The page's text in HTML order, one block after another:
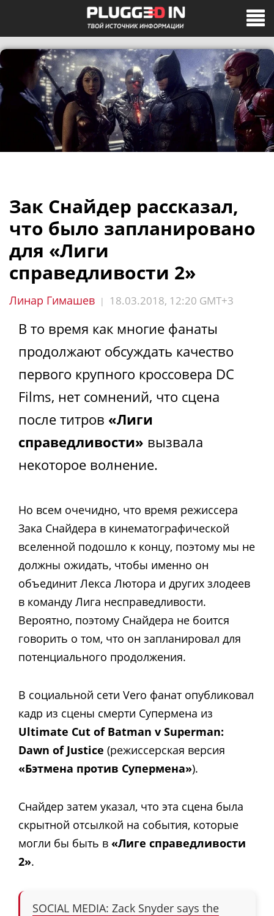
Зак Снайдер рассказал,
что было запланировано
для «Лиги
справедливости 2»
Линар Гимашев | 18.03.2018, 12:20 GMT+3
В то время как многие фанаты
продолжают обсуждать качество
первого крупного кроссовера DC
Films, нет сомнений, что сцена
после титров «Лиги
справедливости» вызвала
некоторое волнение.
Но всем очечидно, что время режиссера
Зака Снайдера в кинематографической
вселенной подошло к концу, поэтому мы не
должны ожидать, чтобы именно он
объединит Лекса Лютора и других злодеев
в команду Лига несправедливости.
Вероятно, поэтому Снайдера не боится
говорить о том, что он запланировал для
потенциального продолжения.
В социальной сети Vero фанат опубликовал
кадр из сцены смерти Супермена из
Ultimate Cut of Batman v Superman:
Dawn of Justice (режиссерская версия
«Бэтмена против Супермена»).
Снайдер затем указал, что эта сцена была
скрытной отсылкой на события, которые
могли бы быть в «Лиге справедливости
2».
SOCIAL MEDIA: Zack Snyder says the